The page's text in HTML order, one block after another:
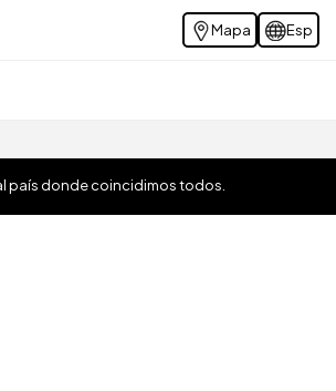
Mapa Esp
país donde coincidimos todos.